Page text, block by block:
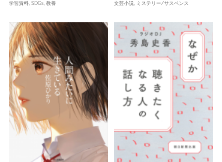
学習資料, SDGs, 教養 文芸小説, ミステリー/サスペンス